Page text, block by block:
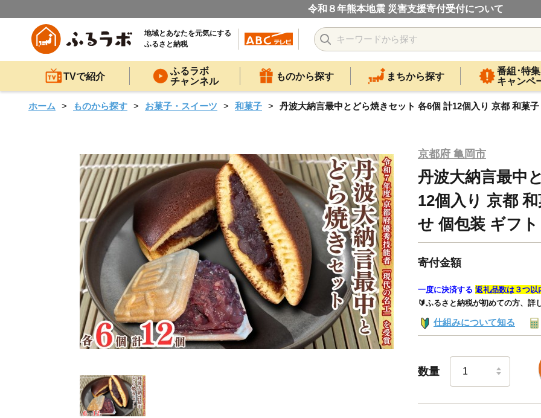
令和８年熊本地震 災害支援寄付受付について
地域とあなたを元気にする
ふるさと納税
TVで紹介
ふるラボ
チャンネル
ものから探す まちから探す
番組･特集
キャンペ
ホーム ものから探す お菓子・スイーツ 和菓子 丹波大納言最中とどら焼きセット 各6個 計12個入り 京都 和菓
京都府 亀岡市
丹波大納言最中
12個入り 京都
せ 個包装 ギフ
寄付金額
一度に決済する 返礼品数は３つ以
🔰ふるさと納税が初めての方、詳
仕組みについて知る
数量